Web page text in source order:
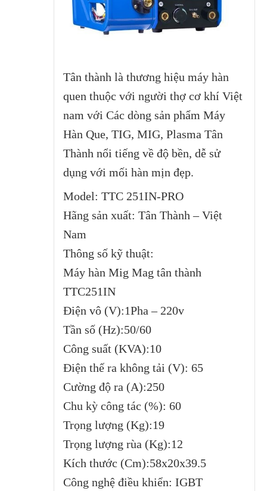
Tân thành là thương hiệu máy hàn
quen thuộc với người thợ cơ khí Việt
nam với Các dòng sản phẩm Máy
Hàn Que, TIG, MIG, Plasma Tân
Thành nổi tiếng về độ bền, dễ sử
dụng với mối hàn mịn đẹp.
Model: TTC 251IN-PRO
Hãng sản xuất: Tân Thành – Việt
Nam
Thông số kỹ thuật:
Máy hàn Mig Mag tân thành
TTC251IN
Điện vô (V):1Pha – 220v
Tần số (Hz):50/60
Công suất (KVA):10
Điện thế ra không tải (V): 65
Cường độ ra (A):250
Chu kỳ công tác (%): 60
Trọng lượng (Kg):19
Trọng lượng rùa (Kg):12
Kích thước (Cm):58x20x39.5
Công nghệ điều khiển: IGBT